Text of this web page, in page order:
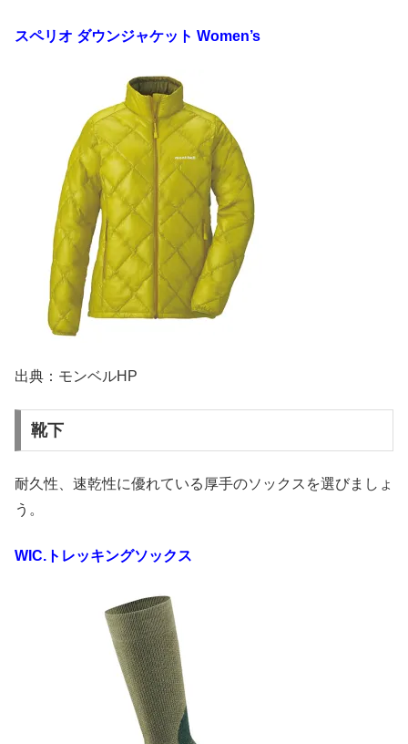
スペリオ ダウンジャケット Women’s
出典：モンベルHP
靴下
耐久性、速乾性に優れている厚手のソックスを選びましょ
う。
WIC. トレッキングソックス